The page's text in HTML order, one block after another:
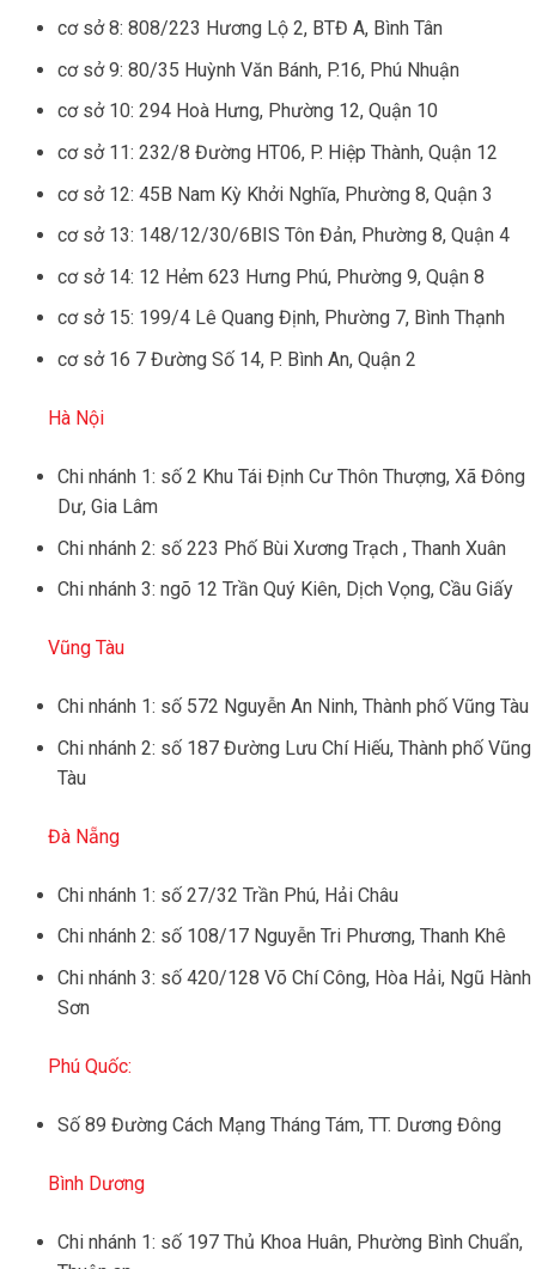
cơ sở 8: 808/223 Hương Lộ 2, BTĐ A, Bình Tân
cơ sở 9: 80/35 Huỳnh Văn Bánh, P.16, Phú Nhuận
cơ sở 10: 294 Hoà Hưng, Phường 12, Quận 10
cơ sở 11: 232/8 Đường HT06, P. Hiệp Thành, Quận 12
cơ sở 12: 45B Nam Kỳ Khởi Nghĩa, Phường 8, Quận 3
cơ sở 13: 148/12/30/6BIS Tôn Đản, Phường 8, Quận 4
cơ sở 14: 12 Hẻm 623 Hưng Phú, Phường 9, Quận 8
cơ sở 15: 199/4 Lê Quang Định, Phường 7, Bình Thạnh
cơ sở 16 7 Đường Số 14, P. Bình An, Quận 2
Hà Nội
Chi nhánh 1: số 2 Khu Tái Định Cư Thôn Thượng, Xã Đông
Dư, Gia Lâm
Chi nhánh 2: số 223 Phố Bùi Xương Trạch , Thanh Xuân
Chi nhánh 3: ngõ 12 Trần Quý Kiên, Dịch Vọng, Cầu Giấy
Vũng Tàu
Chi nhánh 1: số 572 Nguyễn An Ninh, Thành phố Vũng Tàu
Chi nhánh 2: số 187 Đường Lưu Chí Hiếu, Thành phố Vũng
Tàu
Đà Nẵng
Chi nhánh 1: số 27/32 Trần Phú, Hải Châu
Chi nhánh 2: số 108/17 Nguyễn Tri Phương, Thanh Khê
Chi nhánh 3: số 420/128 Võ Chí Công, Hòa Hải, Ngũ Hành
Sơn
Phú Quốc:
Số 89 Đường Cách Mạng Tháng Tám, TT. Dương Đông
Bình Dương
Chi nhánh 1: số 197 Thủ Khoa Huân, Phường Bình Chuẩn,